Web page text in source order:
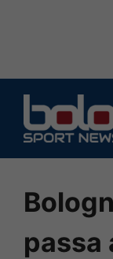
contenuto
passa